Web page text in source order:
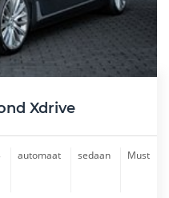
Xdrive
automaat sedaan Must